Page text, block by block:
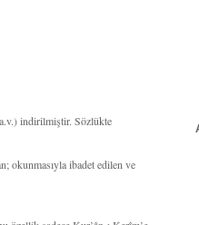
indirilmiştir. Sözlükte
okunmasıyla ibadet edilen ve